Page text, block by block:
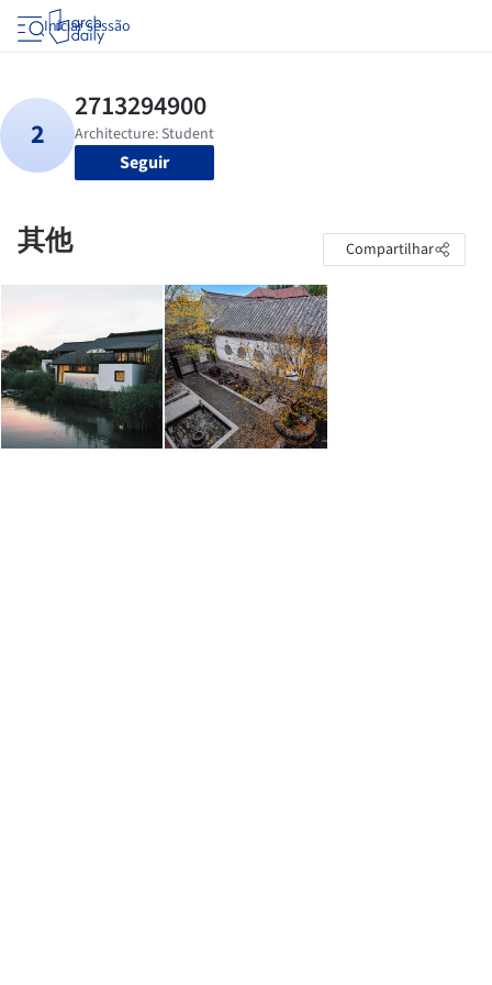
Iniciar sessão
Seguir
其他 Compartilhar